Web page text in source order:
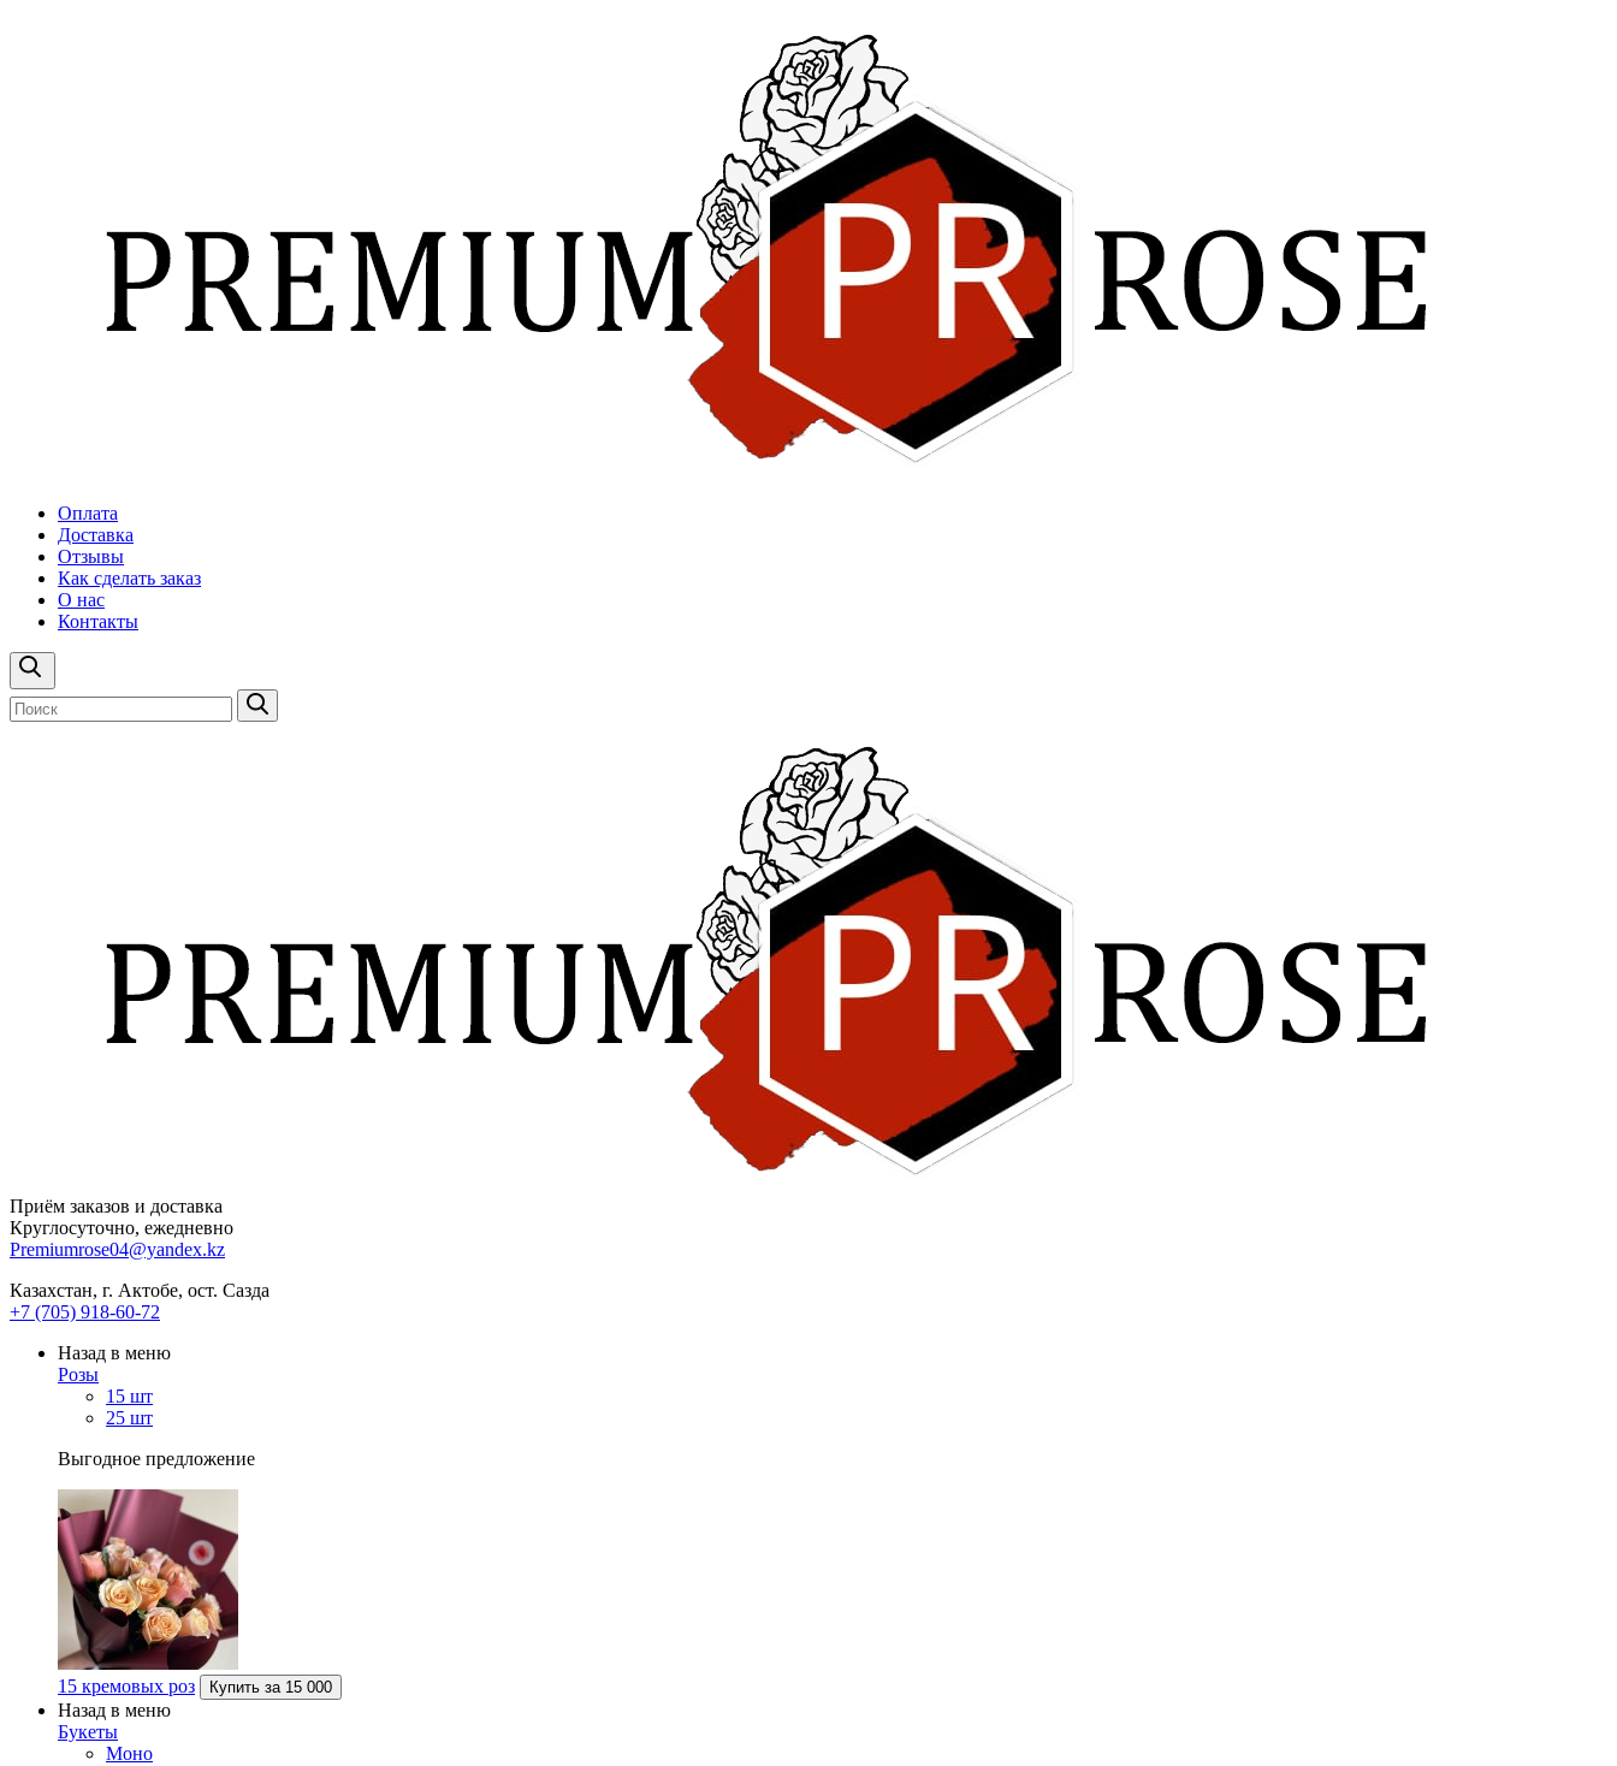
Оплата
Доставка
Отзывы
Как сделать заказ
О нас
Контакты
Приём заказов и доставка
Круглосуточно, ежедневно
Premiumrose04@yandex.kz
Казахстан, г. Актобе, ост. Сазда
+7 (705) 918-60-72
Назад в меню
Розы
15 шт
25 шт
Выгодное предложение
15 кремовых роз Купить за 15 000
Назад в меню
Букеты
Моно